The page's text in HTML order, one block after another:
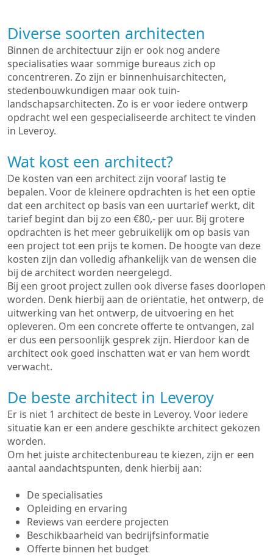
Diverse soorten architecten
Binnen de architectuur zijn er ook nog andere
specialisaties waar sommige bureaus zich op
concentreren. Zo zijn er binnenhuisarchitecten,
stedenbouwkundigen maar ook tuin-
landschapsarchitecten. Zo is er voor iedere ontwerp
opdracht wel een gespecialiseerde architect te vinden
in Leveroy.
Wat kost een architect?
De kosten van een architect zijn vooraf lastig te
bepalen. Voor de kleinere opdrachten is het een optie
dat een architect op basis van een uurtarief werkt, dit
tarief begint dan bij zo een €80,- per uur. Bij grotere
opdrachten is het meer gebruikelijk om op basis van
een project tot een prijs te komen. De hoogte van deze
kosten zijn dan volledig afhankelijk van de wensen die
bij de architect worden neergelegd.
Bij een groot project zullen ook diverse fases doorlopen
worden. Denk hierbij aan de oriëntatie, het ontwerp, de
uitwerking van het ontwerp, de uitvoering en het
opleveren. Om een concrete offerte te ontvangen, zal
er dus een persoonlijk gesprek zijn. Hierdoor kan de
architect ook goed inschatten wat er van hem wordt
verwacht.
De beste architect in Leveroy
Er is niet 1 architect de beste in Leveroy. Voor iedere
situatie kan er een andere geschikte architect gekozen
worden.
Om het juiste architectenbureau te kiezen, zijn er een
aantal aandachtspunten, denk hierbij aan:
De specialisaties
Opleiding en ervaring
Reviews van eerdere projecten
Beschikbaarheid van bedrijfsinformatie
Offerte binnen het budget